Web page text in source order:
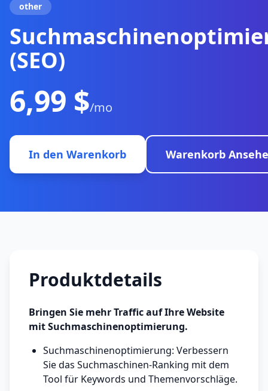
other
(SEO)
6,99 $/mo
In den Warenkorb Warenkorb
Produktdetails
Bringen Sie mehr Traffic auf Ihre Website
mit Suchmaschinenoptimierung.
Suchmaschinenoptimierung: Verbessern
Sie das Suchmaschinen-Ranking mit dem
Tool für Keywords und Themenvorschläge.